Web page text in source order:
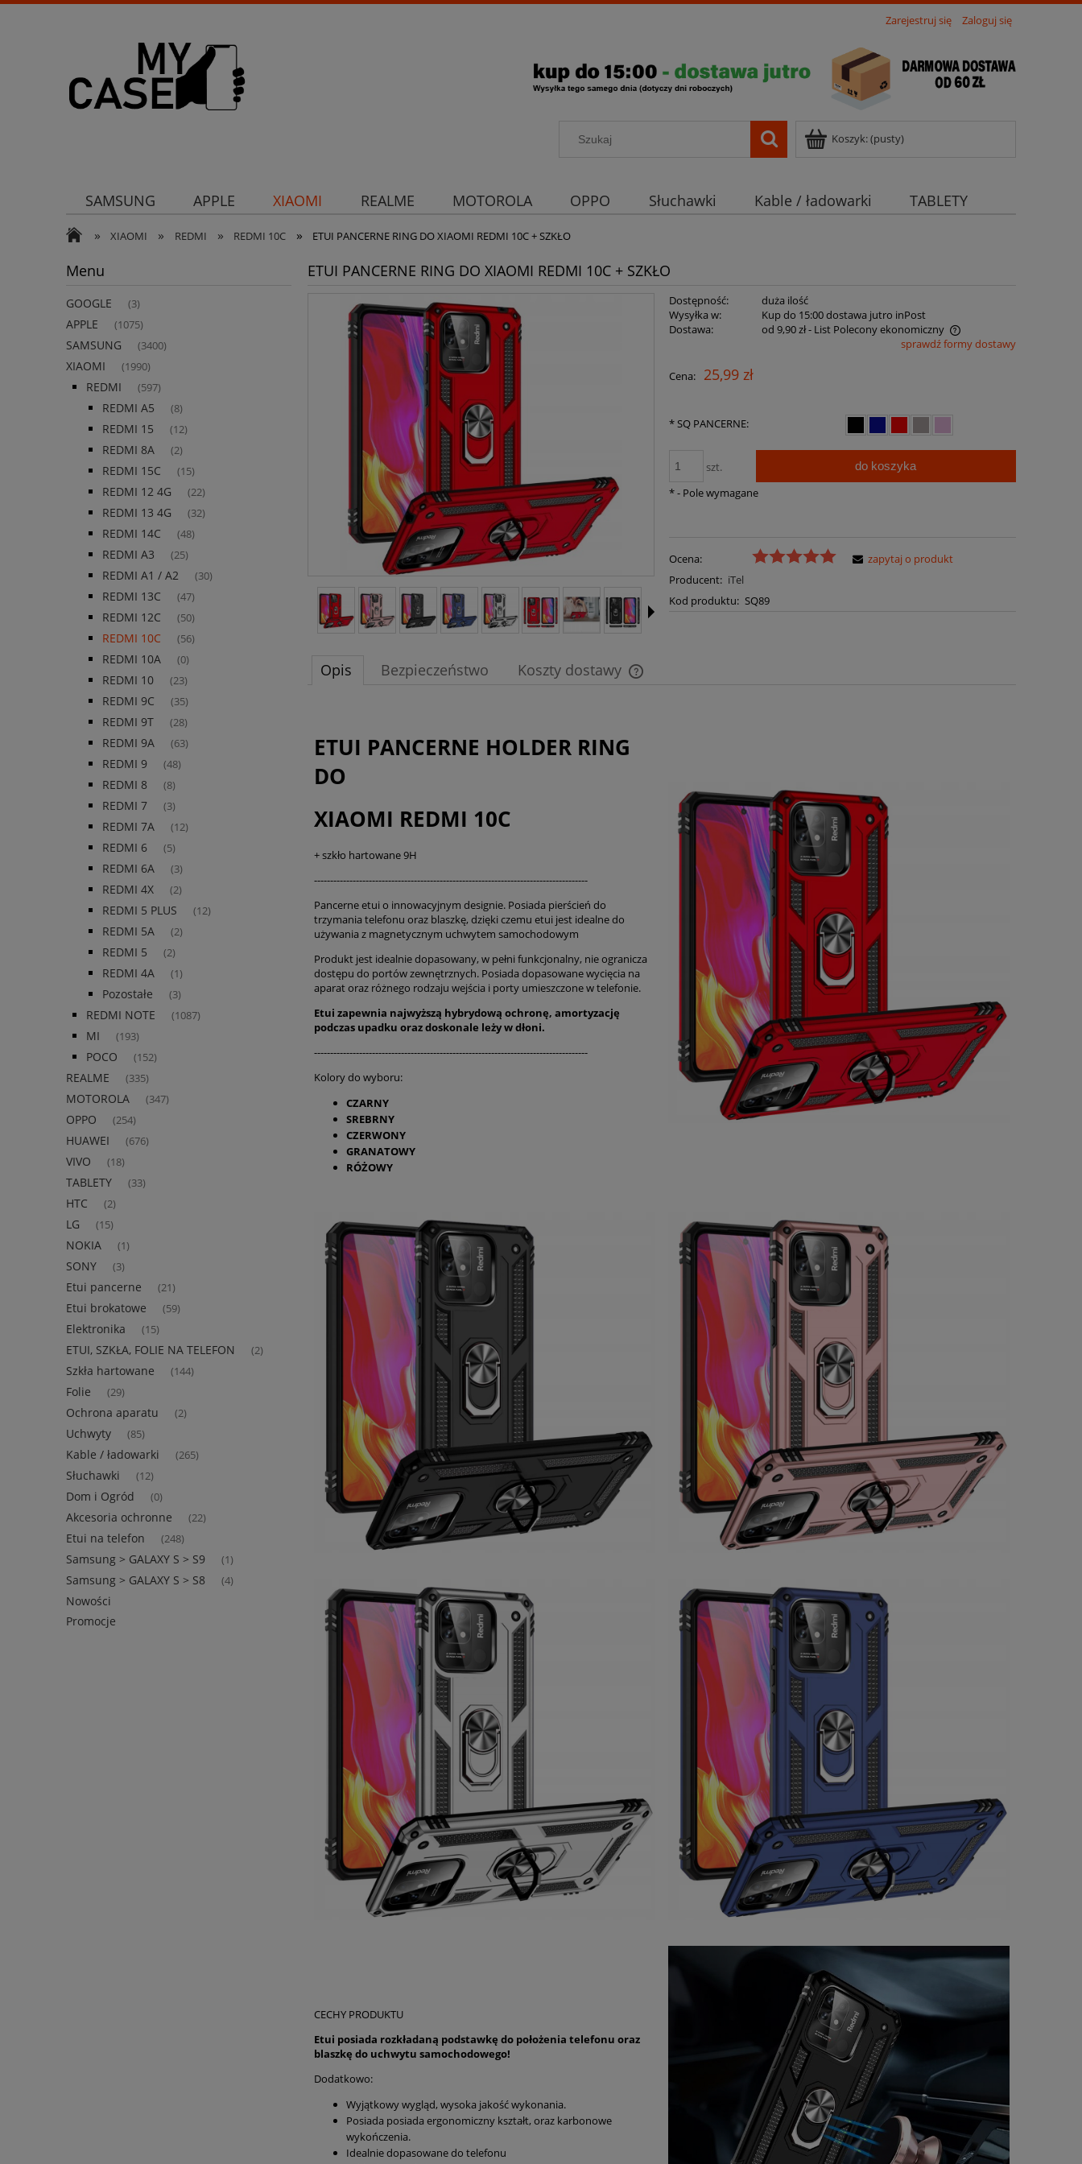
Zarejestruj się Zaloguj się
Koszyk:(pusty)
SAMSUNG APPLE XIAOMI REALME MOTOROLA OPPO Słuchawki Kable / ładowarki
TABLETY
Uchwyty
Ochrona aparatu Ochrona aparatu Strona główna
» XIAOMI » REDMI » REDMI 10C » ETUI PANCERNE RING DO XIAOMI REDMI 10C + SZKŁO
Menu
GOOGLE (3)
APPLE (1075)
SAMSUNG (3400)
XIAOMI (1990)
REDMI (597)
REDMI A5 (8)
REDMI 15 (12)
REDMI 8A (2)
REDMI 15C (15)
REDMI 12 4G (22)
REDMI 13 4G (32)
REDMI 14C (48)
REDMI A3 (25)
REDMI A1 / A2 (30)
REDMI 13C (47)
REDMI 12C (50)
REDMI 10C (56)
REDMI 10A (0)
REDMI 10 (23)
REDMI 9C (35)
REDMI 9T (28)
REDMI 9A (63)
REDMI 9 (48)
REDMI 8 (8)
REDMI 7 (3)
REDMI 7A (12)
REDMI 6 (5)
REDMI 6A (3)
REDMI 4X (2)
REDMI 5 PLUS (12)
REDMI 5A (2)
REDMI 5 (2)
REDMI 4A (1)
Pozostałe (3)
REDMI NOTE (1087)
MI (193)
POCO (152)
REALME (335)
MOTOROLA (347)
OPPO (254)
HUAWEI (676)
VIVO (18)
TABLETY (33)
HTC (2)
LG (15)
NOKIA (1)
SONY (3)
Etui pancerne (21)
Etui brokatowe (59)
Elektronika (15)
ETUI, SZKŁA, FOLIE NA TELEFON (2)
Szkła hartowane (144)
Folie (29)
Ochrona aparatu (2)
Uchwyty (85)
Kable / ładowarki (265)
Słuchawki (12)
Dom i Ogród (0)
Akcesoria ochronne (22)
Etui na telefon (248)
Samsung > GALAXY S > S9 (1)
Samsung > GALAXY S > S8 (4)
Nowości
Promocje
ETUI PANCERNE RING DO XIAOMI REDMI 10C + SZKŁO
Dostępność:
duża ilość
Wysyłka w:
Kup do 15:00 dostawa jutro inPost
Dostawa:
od 9,90 zł- List Polecony ekonomiczny
płatności
sprawdź formy dostawy
Cena: 25,99 zł
*SQ PANCERNE:
szt. do koszyka
*- Pole wymagane
Ocena:
Producent: iTel
Kod produktu: SQ89
zapytaj o produkt
Opis Bezpieczeństwo Koszty dostawy
ETUI PANCERNE HOLDER RING
DO
XIAOMI REDMI 10C
+ szkło hartowane 9H
-------------------------------------------------------------------------------------
Pancerne etui o innowacyjnym designie. Posiada pierścień do
trzymania telefonu oraz blaszkę, dzięki czemu etui jest idealne do
używania z magnetycznym uchwytem samochodowym
Produkt jest idealnie dopasowany, w pełni funkcjonalny, nie ogranicza
dostępu do portów zewnętrznych. Posiada dopasowane wycięcia na
aparat oraz różnego rodzaju wejścia i porty umieszczone w telefonie.
Etui zapewnia najwyższą hybrydową ochronę, amortyzację
podczas upadku orazdoskonale leży w dłoni.
-------------------------------------------------------------------------------------
Kolory do wyboru:
CZARNY
SREBRNY
CZERWONY
GRANATOWY
RÓŻOWY
CECHY PRODUKTU
Etui posiada rozkładaną podstawkę do położenia telefonu oraz
blaszkę do uchwytu samochodowego!
Dodatkowo:
Wyjątkowy wygląd, wysoka jakość wykonania.
Posiada posiada ergonomiczny kształt, oraz karbonowe
wykończenia.
Idealnie dopasowane do telefonu